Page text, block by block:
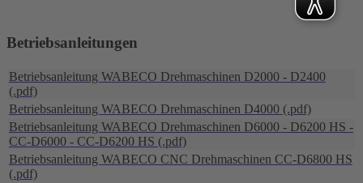
Betriebsanleitungen
Betriebsanleitung WABECO Drehmaschinen D2000 - D2400
(.pdf)
Betriebsanleitung WABECO Drehmaschinen D4000 (.pdf)
Betriebsanleitung WABECO Drehmaschinen D6000 - D6200 HS -
CC-D6000 - CC-D6200 HS (.pdf)
Betriebsanleitung WABECO CNC Drehmaschinen CC-D6800 HS
(.pdf)